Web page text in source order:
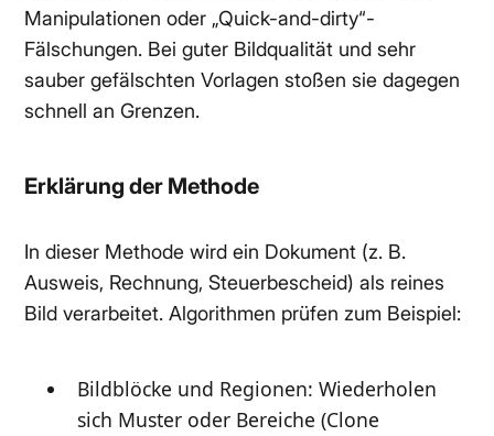
Manipulationen oder „Quick-and-dirty“-
Fälschungen. Bei guter Bildqualität und sehr
sauber gefälschten Vorlagen stoßen sie dagegen
schnell an Grenzen.
Erklärung der Methode
In dieser Methode wird ein Dokument (z. B.
Ausweis, Rechnung, Steuerbescheid) als reines
Bild verarbeitet. Algorithmen prüfen zum Beispiel:
Bildblöcke und Regionen: Wiederholen
sich Muster oder Bereiche (Clone